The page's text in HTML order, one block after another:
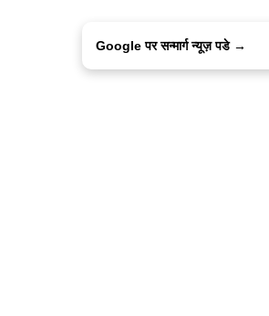
Google पर सन्मार्ग न्यूज़ पडे →